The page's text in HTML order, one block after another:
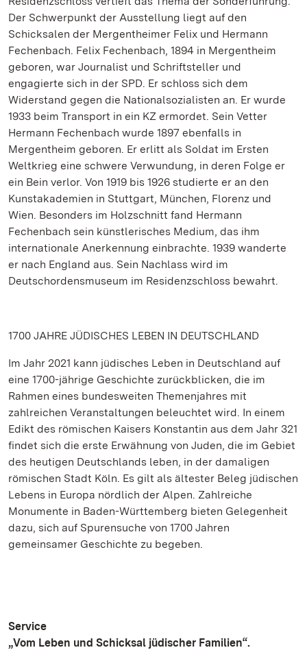
Der Schwerpunkt der Ausstellung liegt auf den
Schicksalen der Mergentheimer Felix und Hermann
Fechenbach. Felix Fechenbach, 1894 in Mergentheim
geboren, war Journalist und Schriftsteller und
engagierte sich in der SPD. Er schloss sich dem
Widerstand gegen die Nationalsozialisten an. Er wurde
1933 beim Transport in ein KZ ermordet. Sein Vetter
Hermann Fechenbach wurde 1897 ebenfalls in
Mergentheim geboren. Er erlitt als Soldat im Ersten
Weltkrieg eine schwere Verwundung, in deren Folge er
ein Bein verlor. Von 1919 bis 1926 studierte er an den
Kunstakademien in Stuttgart, München, Florenz und
Wien. Besonders im Holzschnitt fand Hermann
Fechenbach sein künstlerisches Medium, das ihm
internationale Anerkennung einbrachte. 1939 wanderte
er nach England aus. Sein Nachlass wird im
Deutschordensmuseum im Residenzschloss bewahrt.
1700 JAHRE JÜDISCHES LEBEN IN DEUTSCHLAND
Im Jahr 2021 kann jüdisches Leben in Deutschland auf
eine 1700-jährige Geschichte zurückblicken, die im
Rahmen eines bundesweiten Themenjahres mit
zahlreichen Veranstaltungen beleuchtet wird. In einem
Edikt des römischen Kaisers Konstantin aus dem Jahr 321
findet sich die erste Erwähnung von Juden, die im Gebiet
des heutigen Deutschlands leben, in der damaligen
römischen Stadt Köln. Es gilt als ältester Beleg jüdischen
Lebens in Europa nördlich der Alpen. Zahlreiche
Monumente in Baden-Württemberg bieten Gelegenheit
dazu, sich auf Spurensuche von 1700 Jahren
gemeinsamer Geschichte zu begeben.
Service
„Vom Leben und Schicksal jüdischer Familien“.